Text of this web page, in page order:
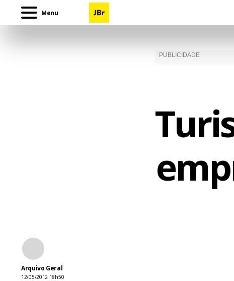
Menu
Arquivo Geral
12/05/2012 18h50